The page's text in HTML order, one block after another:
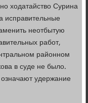
ходатайство Сурина
исправительные
неотбытую
работ,
районном
в суде не было.
удержание